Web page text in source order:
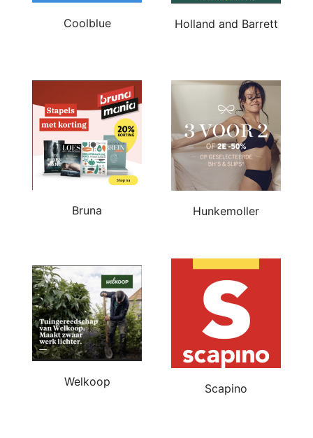
Coolblue Holland and Barrett
Bruna Hunkemoller
Welkoop
Scapino